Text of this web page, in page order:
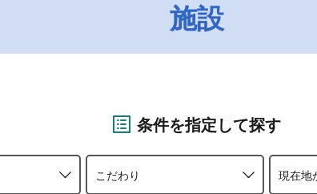
施設
条件を指定して探す
こだわり 現在地